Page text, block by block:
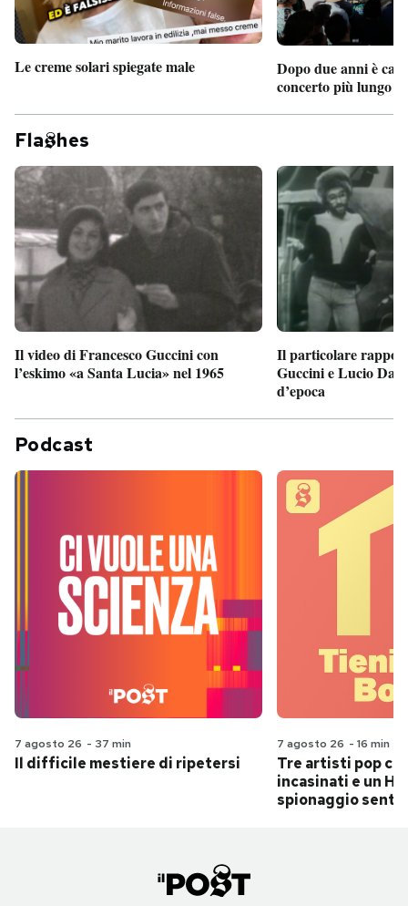
Le creme solari spiegate male
Dopo due anni è
concerto più lungo
Fla hes
Il video di Francesco Guccini con
l’eskimo «a Santa Lucia» nel 1965
Il particolare
Guccini e Lucio
d’epoca
Podcast
7 agosto 26 - 37 min
Il difficile mestiere di ripetersi
7 agosto 26 - 16 min
Tre artisti pop
incasinati e un
spionaggio